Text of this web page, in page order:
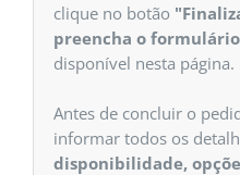
clique no botão
preencha o
disponível nesta página.
Antes de concluir o
informar todos os
disponibilidade,